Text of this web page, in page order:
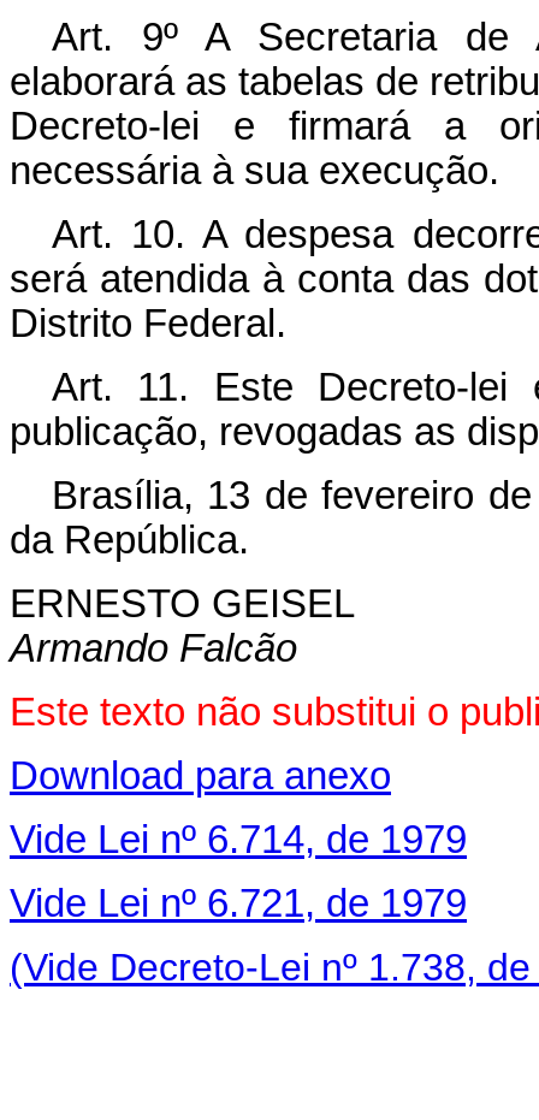
Art. 9º A Secretaria de
elaborará as tabelas de
Decreto-lei e firmará a
necessária à sua execução.
Art. 10. A despesa
será atendida à conta das
Distrito Federal.
Art. 11. Este Decreto-
publicação, revogadas as
Brasília, 13 de fevereiro
da República.
ERNESTO GEISEL
Armando Falcão
Este texto não substitui o
Download para anexo
Vide Lei nº 6.714, de 1979
Vide Lei nº 6.721, de 1979
(Vide Decreto-Lei nº 1.738,